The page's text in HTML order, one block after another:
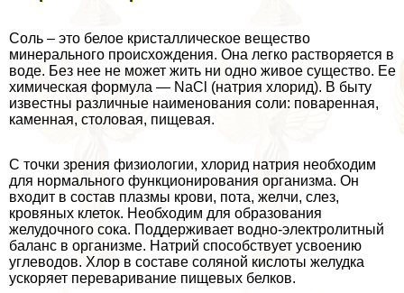
Соль – это белое кристаллическое вещество
минерального происхождения. Она легко растворяется в
воде. Без нее не может жить ни одно живое существо. Ее
химическая формула — NaCl (натрия хлорид). В быту
известны различные наименования соли: поваренная,
каменная, столовая, пищевая.
С точки зрения физиологии, хлорид натрия необходим
для нормального функционирования организма. Он
входит в состав плазмы крови, пота, желчи, слез,
кровяных клеток. Необходим для образования
желудочного сока. Поддерживает водно-электролитный
баланс в организме. Натрий способствует усвоению
углеводов. Хлор в составе соляной кислоты желудка
ускоряет переваривание пищевых белков.